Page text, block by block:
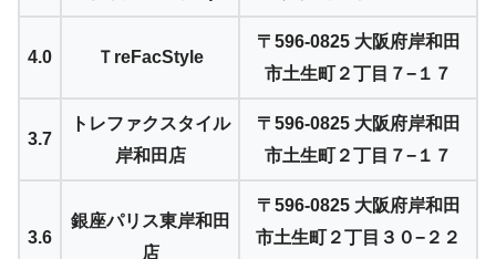
4.0 ＴreFacStyle
〒596-0825 大阪府岸和田
市土生町２丁目７−１７
3.7
トレファクスタイル
岸和田店
〒596-0825 大阪府岸和田
市土生町２丁目７−１７
3.6
銀座パリス東岸和田
店
〒596-0825 大阪府岸和田
市土生町２丁目３０−２２